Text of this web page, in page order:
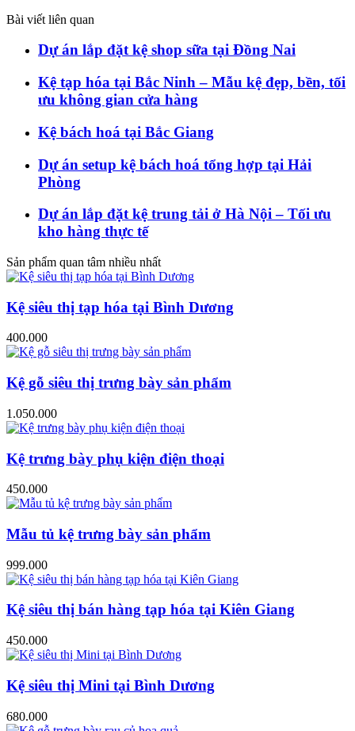
Bài viết liên quan
Dự án lắp đặt kệ shop sữa tại Đồng Nai
Kệ tạp hóa tại Bắc Ninh – Mẫu kệ đẹp, bền, tối
ưu không gian cửa hàng
Kệ bách hoá tại Bắc Giang
Dự án setup kệ bách hoá tổng hợp tại Hải
Phòng
Dự án lắp đặt kệ trung tải ở Hà Nội – Tối ưu
kho hàng thực tế
Sản phẩm quan tâm nhiều nhất
Kệ siêu thị tạp hóa tại Bình Dương
400.000
Kệ gỗ siêu thị trưng bày sản phẩm
1.050.000
Kệ trưng bày phụ kiện điện thoại
450.000
Mẫu tủ kệ trưng bày sản phẩm
999.000
Kệ siêu thị bán hàng tạp hóa tại Kiên Giang
450.000
Kệ siêu thị Mini tại Bình Dương
680.000